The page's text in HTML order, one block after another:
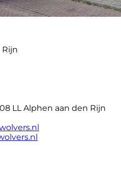
Rijn
LL Alphen aan den Rijn